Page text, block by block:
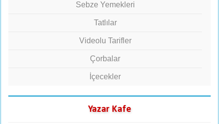
Sebze Yemekleri
Tatlılar
Videolu Tarifler
Çorbalar
İçecekler
Yazar Kafe